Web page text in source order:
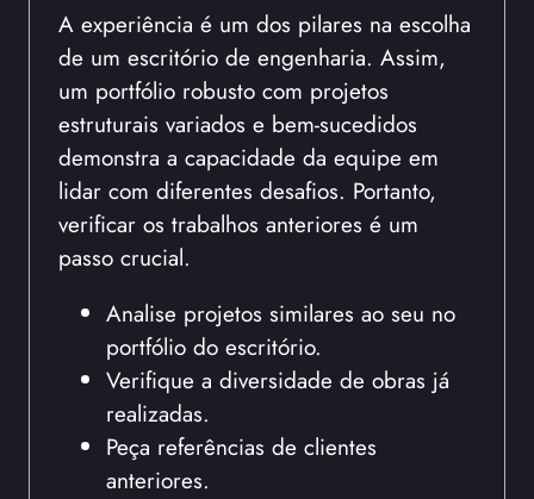
A experiência é um dos pilares na escolha
de um escritório de engenharia. Assim,
um portfólio robusto com projetos
estruturais variados e bem-sucedidos
demonstra a capacidade da equipe em
lidar com diferentes desafios. Portanto,
verificar os trabalhos anteriores é um
passo crucial.
Analise projetos similares ao seu no
portfólio do escritório.
Verifique a diversidade de obras já
realizadas.
Peça referências de clientes
anteriores.